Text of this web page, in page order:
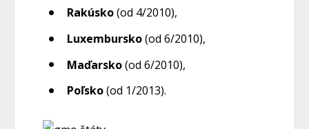
Rakúsko(od 4/2010),
Luxembursko(od 6/2010),
Maďarsko(od 6/2010),
Poľsko(od 1/2013).